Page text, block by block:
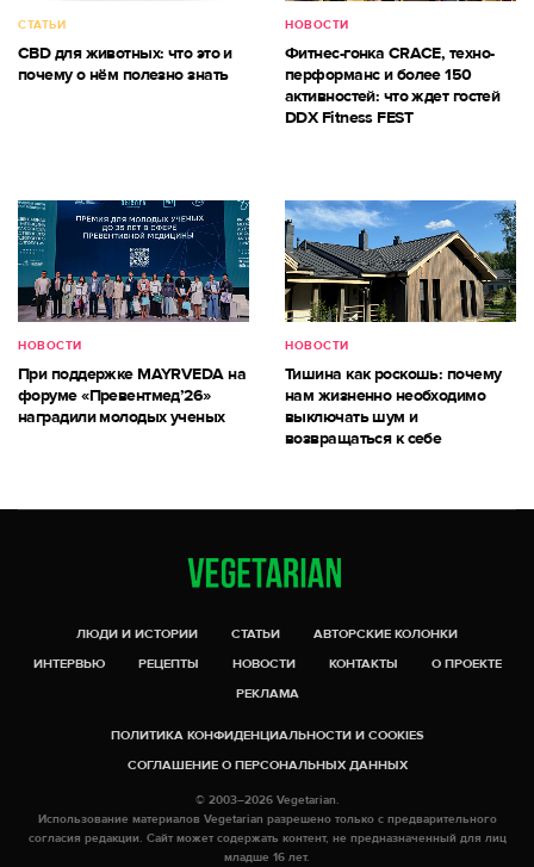
СТАТЬИ
CBD для животных: что это и
почему о нём полезно знать
НОВОСТИ
Фитнес-гонка CRACE, техно-
перформанс и более 150
активностей: что ждет гостей
DDX Fitness FEST
НОВОСТИ
При поддержке MAYRVEDA на
форуме «Превентмед’26»
наградили молодых ученых
НОВОСТИ
Тишина как роскошь: почему
нам жизненно необходимо
выключать шум и
возвращаться к себе
ЛЮДИ И ИСТОРИИ СТАТЬИ
АВТОРСКИЕ КОЛОНКИ
ИНТЕРВЬЮ
РЕЦЕПТЫ НОВОСТИ КОНТАКТЫ
О ПРОЕКТЕ
РЕКЛАМА
ПОЛИТИКА КОНФИДЕНЦИАЛЬНОСТИ И COOKIES
СОГЛАШЕНИЕ О ПЕРСОНАЛЬНЫХ ДАННЫХ
© 2003–2026 Vegetarian.
Использование материалов Vegetarian разрешено только с предварительного
согласия редакции. Сайт может содержать контент, не предназначенный для лиц
младше 16 лет.